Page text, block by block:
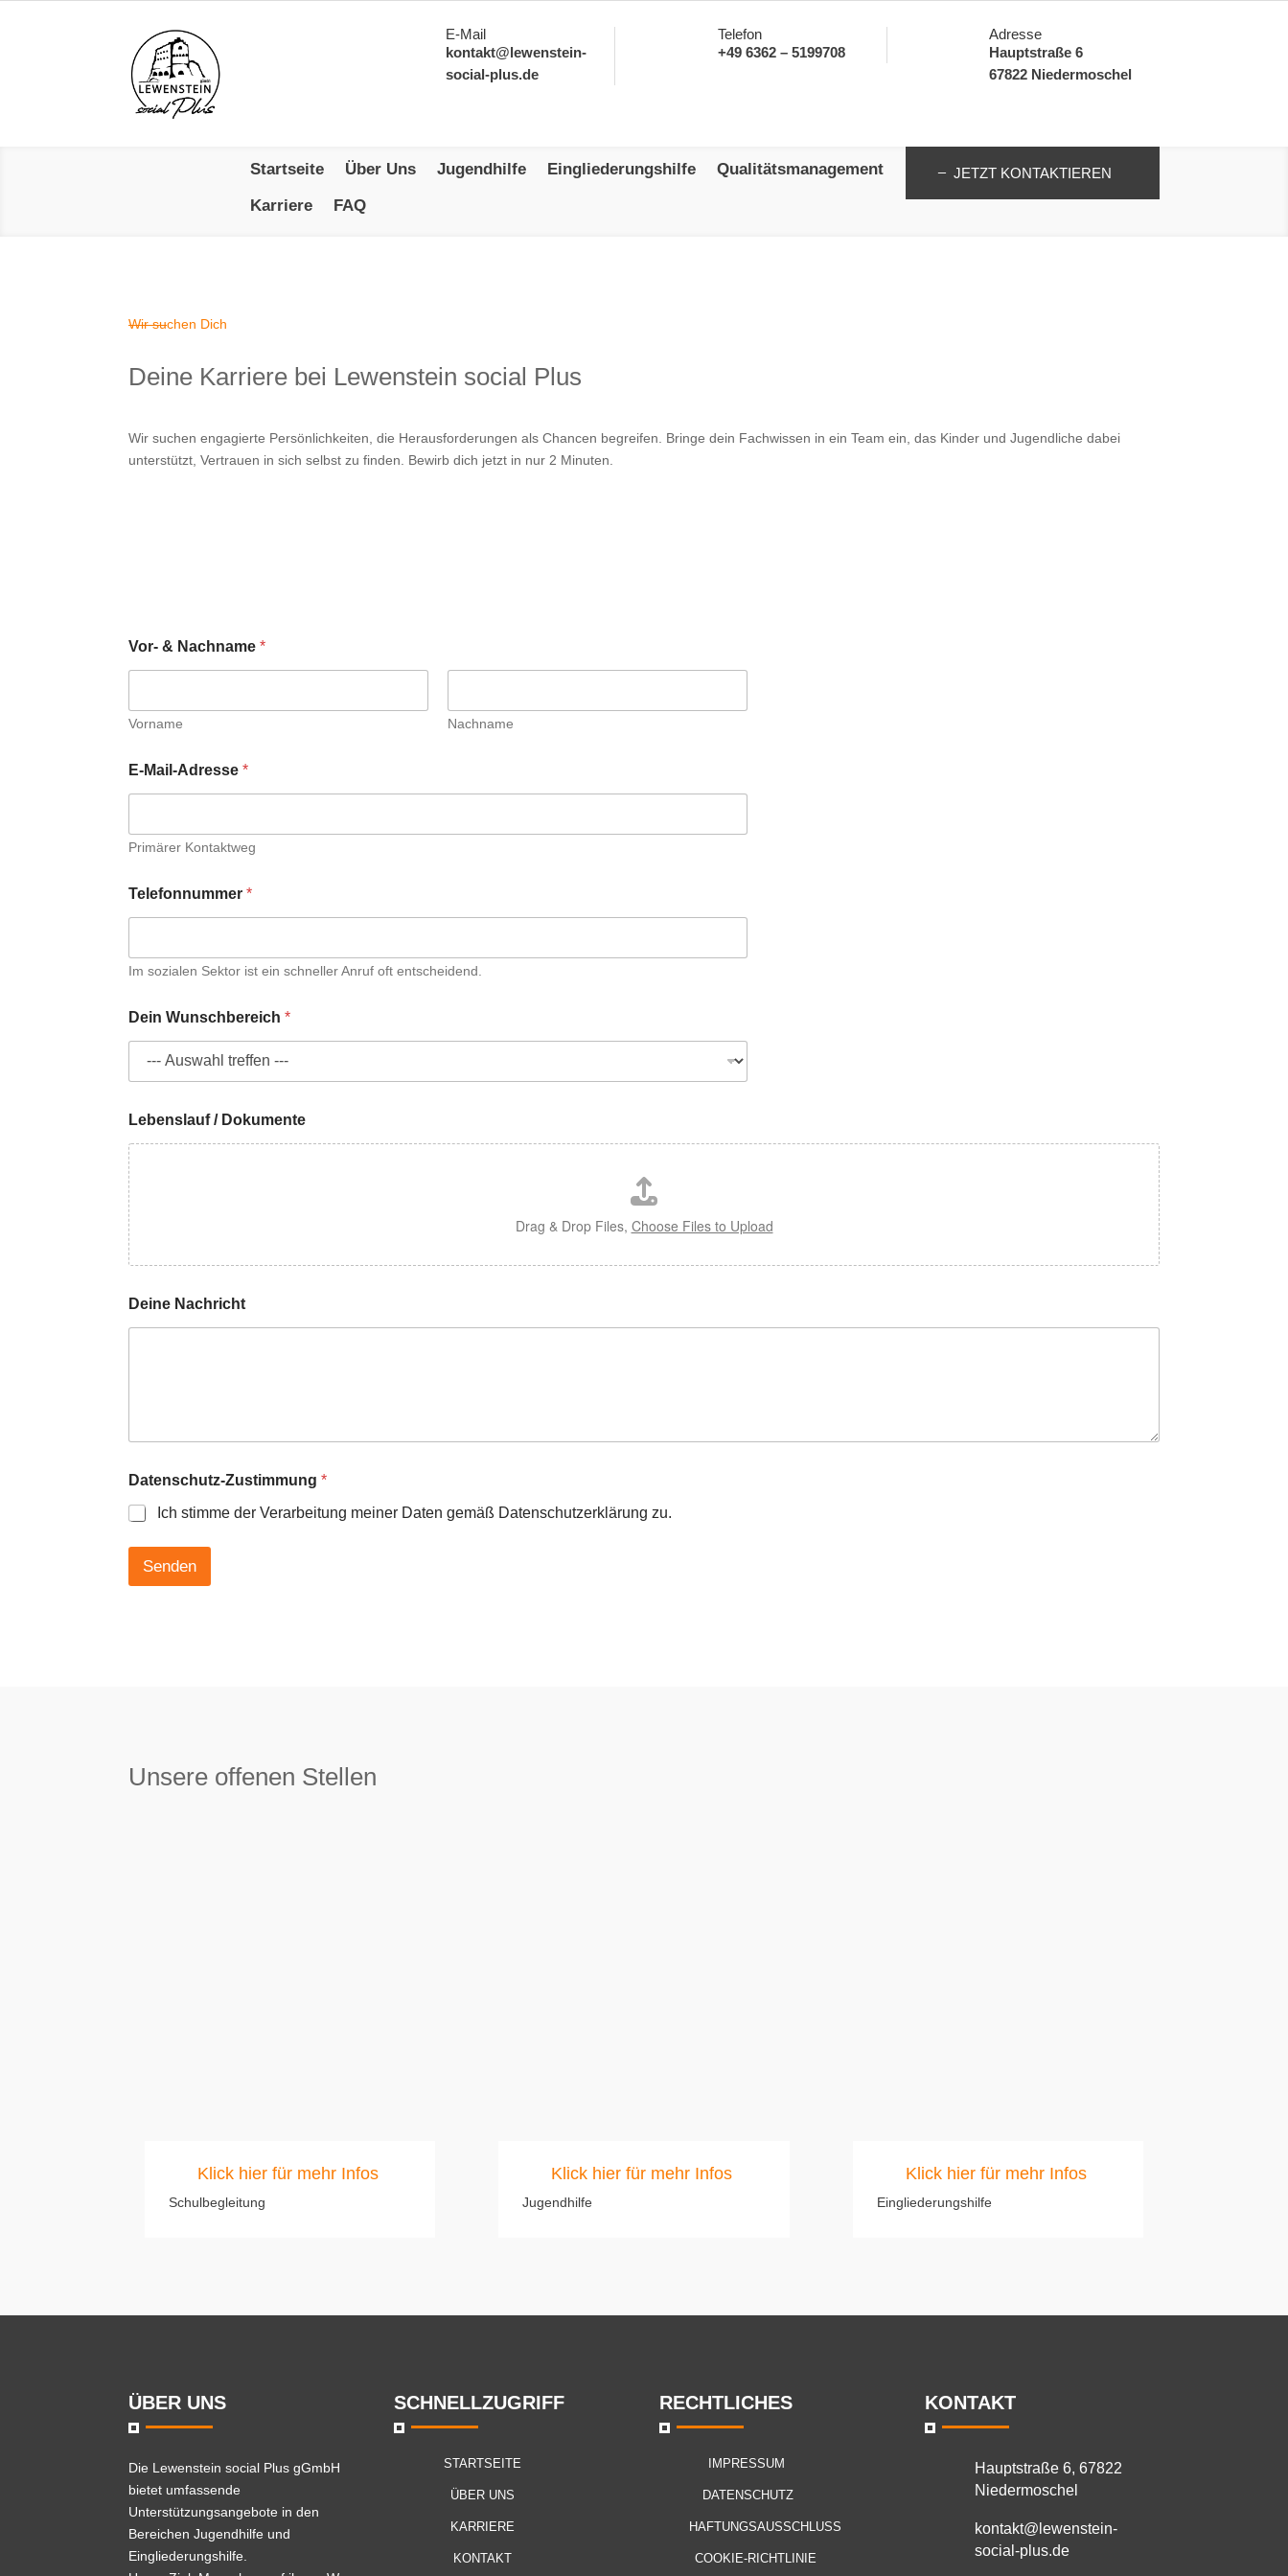
E-Mail
kontakt@lewenstein-
social-plus.de
Telefon
+49 6362 – 5199708
Adresse
Hauptstraße 6
67822 Niedermoschel
Startseite Über Uns Jugendhilfe Eingliederungshilfe
Qualitätsmanagement
Karriere
FAQ
JETZT KONTAKTIEREN
Wir suchen Dich
Deine Karriere bei Lewenstein social Plus
Wir suchen engagierte Persönlichkeiten, die Herausforderungen als Chancen begreifen. Bringe dein Fachwissen in ein Team ein, das Kinder und Jugendliche dabei
unterstützt, Vertrauen in sich selbst zu finden. Bewirb dich jetzt in nur 2 Minuten.
Vor- & Nachname*
Vorname Nachname
E-Mail-Adresse*
Primärer Kontaktweg
Telefonnummer*
Im sozialen Sektor ist ein schneller Anruf oft entscheidend.
-
M
-
A
d
r
e
s
s
e
D
i
n
N
c
t
Dein Wunschbereich*
Lebenslauf / Dokumente
Drag & Drop Files, Choose Files to Upload
Deine Nachricht
Datenschutz-Zustimmung*
Ich stimme der Verarbeitung meiner Daten gemäß Datenschutzerklärung zu.
Senden
Unsere offenen Stellen
Klick hier für mehr Infos
Schulbegleitung
Klick hier für mehr Infos
Jugendhilfe
Klick hier für mehr Infos
Eingliederungshilfe
ÜBER UNS
Die Lewenstein social Plus gGmbH
bietet umfassende
Unterstützungsangebote in den
Bereichen Jugendhilfe und
Eingliederungshilfe.
SCHNELLZUGRIFF
STARTSEITE
ÜBER UNS
KARRIERE
KONTAKT
RECHTLICHES
IMPRESSUM
DATENSCHUTZ
HAFTUNGSAUSSCHLUSS
COOKIE-RICHTLINIE
KONTAKT
Hauptstraße 6, 67822
Niedermoschel
kontakt@lewenstein-
social-plus.de